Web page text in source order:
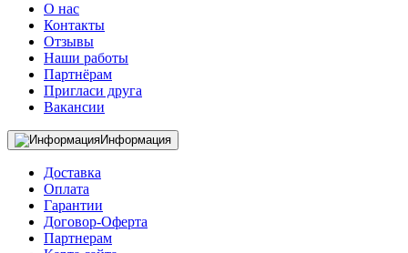
О нас
Контакты
Отзывы
Наши работы
Партнёрам
Пригласи друга
Вакансии
Информация
Доставка
Оплата
Гарантии
Договор-Оферта
Партнерам